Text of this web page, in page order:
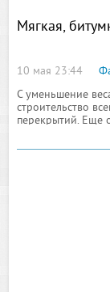
Мягкая,
10 мая 23:44
С уменьшение
строительство
перекрытий. Еще
состоит из